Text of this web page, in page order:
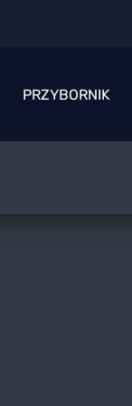
PRZYBORNIK